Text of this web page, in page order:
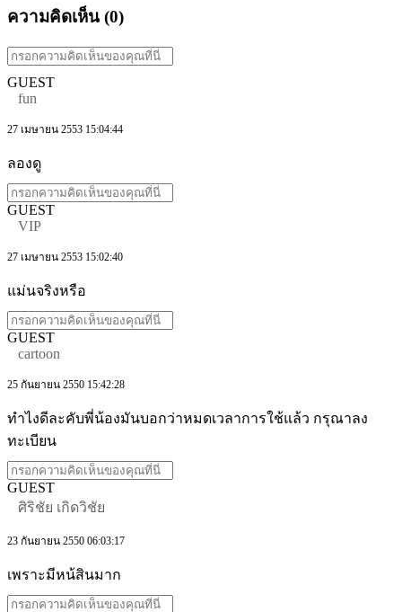
ความคิดเห็น (0)
GUEST
fun
27 เมษายน 2553 15:04:44
ลองดู
GUEST
VIP
27 เมษายน 2553 15:02:40
แม่นจริงหรือ
GUEST
cartoon
25 กันยายน 2550 15:42:28
ทำไงดีละคับพี่น้องมันบอกว่าหมดเวลาการใช้แล้ว กรุณาลง
ทะเบียน
GUEST
ศิริชัย เกิดวิชัย
23 กันยายน 2550 06:03:17
เพราะมีหน้สินมาก